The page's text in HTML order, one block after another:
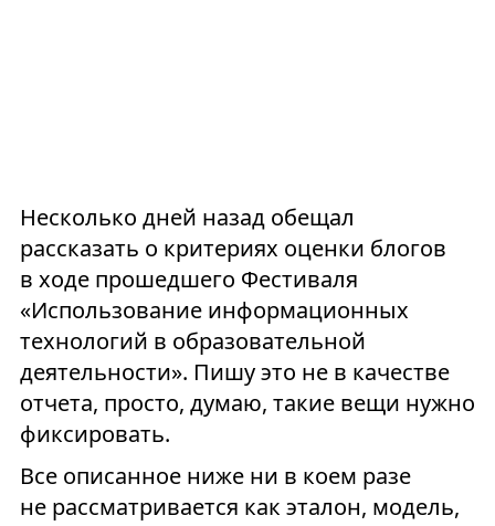
Несколько дней назад обещал
рассказать о критериях оценки блогов
в ходе прошедшего Фестиваля
«Использование информационных
технологий в образовательной
деятельности». Пишу это не в качестве
отчета, просто, думаю, такие вещи нужно
фиксировать.
Все описанное ниже ни в коем разе
не рассматривается как эталон, модель,